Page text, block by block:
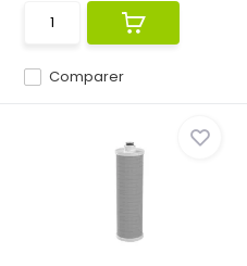
Comparer